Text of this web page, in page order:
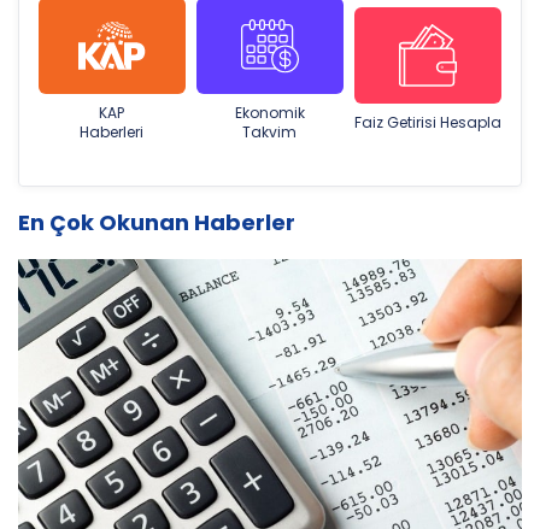
KAP
Haberleri
Ekonomik
Takvim
Faiz Getirisi Hesapla
En Çok Okunan Haberler